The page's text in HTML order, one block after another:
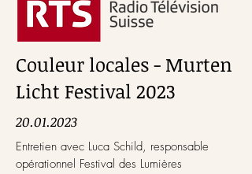
Couleur locales - Murten
Licht Festival 2023
20.01.2023
Entretien avec Luca Schild, responsable
opérationnel Festival des Lumières